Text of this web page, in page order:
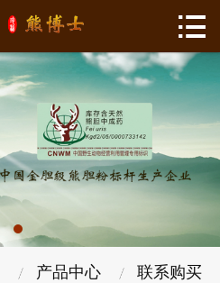
网站首页
走进金熊
产品中心
联系购买
熊胆功效

产品中心
联系购买